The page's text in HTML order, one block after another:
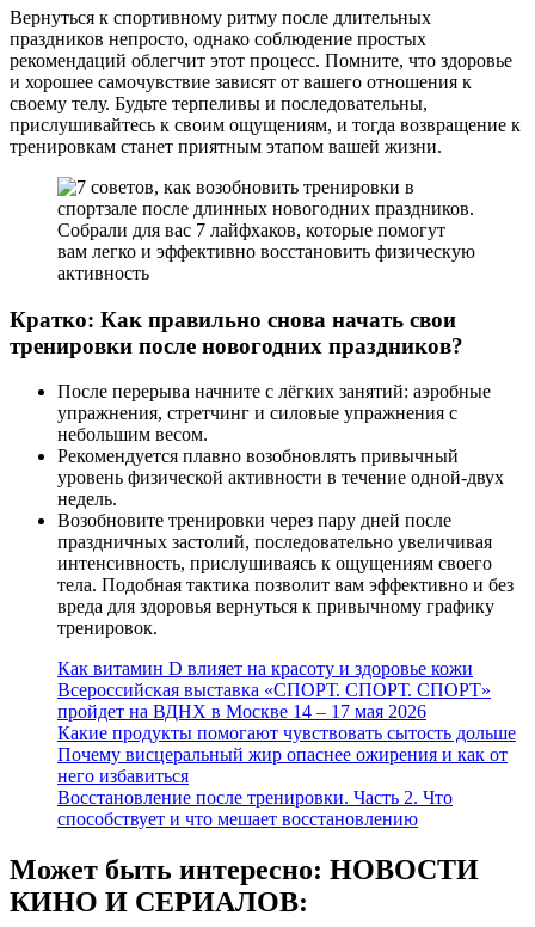
Вернуться к спортивному ритму после длительных
праздников непросто, однако соблюдение простых
рекомендаций облегчит этот процесс. Помните, что здоровье
и хорошее самочувствие зависят от вашего отношения к
своему телу. Будьте терпеливы и последовательны,
прислушивайтесь к своим ощущениям, и тогда возвращение к
тренировкам станет приятным этапом вашей жизни.
Кратко: Как правильно снова начать свои
тренировки после новогодних праздников?
После перерыва начните с лёгких занятий: аэробные
упражнения, стретчинг и силовые упражнения с
небольшим весом.
Рекомендуется плавно возобновлять привычный
уровень физической активности в течение одной-двух
недель.
Возобновите тренировки через пару дней после
праздничных застолий, последовательно увеличивая
интенсивность, прислушиваясь к ощущениям своего
тела. Подобная тактика позволит вам эффективно и без
вреда для здоровья вернуться к привычному графику
тренировок.
Как витамин D влияет на красоту и здоровье кожи
Всероссийская выставка «СПОРТ. СПОРТ. СПОРТ»
пройдет на ВДНХ в Москве 14 – 17 мая 2026
Какие продукты помогают чувствовать сытость дольше
Почему висцеральный жир опаснее ожирения и как от
него избавиться
Восстановление после тренировки. Часть 2. Что
способствует и что мешает восстановлению
Может быть интересно: НОВОСТИ
КИНО И СЕРИАЛОВ: